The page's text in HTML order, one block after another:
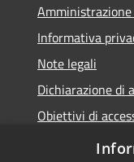
Informativa
Note legali
Dichiarazione di
Obiettivi di
Piano di